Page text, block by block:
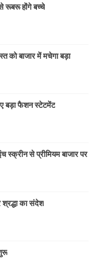
रूबरू होंगे बच्चे
को बाजार में मचेगा बड़ा
बड़ा फैशन स्टेटमेंट
स्क्रीन से प्रीमियम बाजार पर
श्रद्धा का संदेश